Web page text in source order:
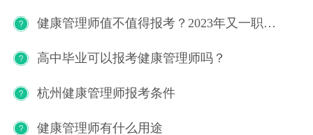
健康管理师值不值得报考？2023年又一职业技能等级证书重磅人才政策发布！
高中毕业可以报考健康管理师吗？
杭州健康管理师报考条件
健康管理师有什么用途